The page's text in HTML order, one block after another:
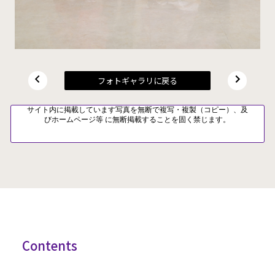
フォトギャラリに戻る
サイト内に掲載しています写真を無断で複写・複製（コピー）、及
びホームページ等 に無断掲載することを固く禁じます。
Contents